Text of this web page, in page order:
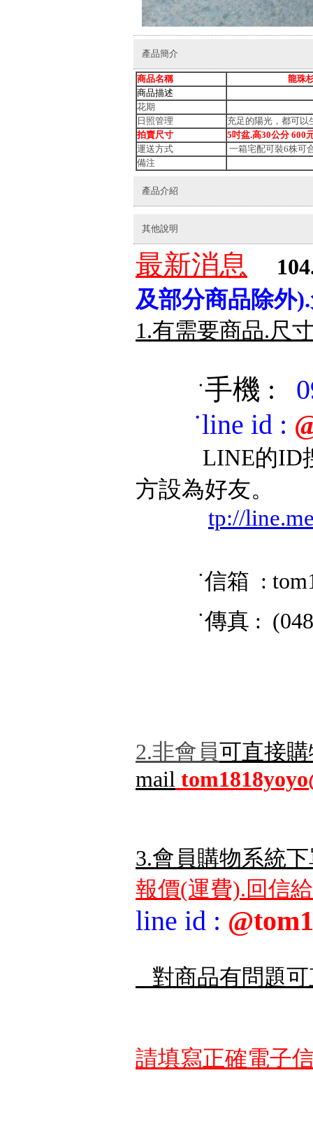
產品簡介
商品名稱
龍珠
商品描述
花期
日照管理
充足的陽光，都可以
拍賣尺寸
5吋盆.高30公分 600
運送方式
一箱宅配可裝6株可
備注
產品介紹
其他說明
最新消息
及部分商品除外
1.有需要商品.尺
˙手機 :
˙line id :
LINE的ID搜尋
方設為好友。
tp://
˙信箱 :
˙傳真 :
2.非會員可直接
mail tom1818yoyo
3.會員購物系統
報價(運費).回信
line id :
對商品有問題
請填寫正確電子